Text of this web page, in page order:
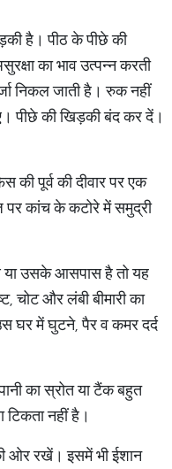
है। पीठ के पीछे की
का भाव उत्पन्न करती
निकल जाती है। रुक नहीं
पीछे की खिड़की बंद कर दें।
पूर्व की दीवार पर एक
पर कांच के कटोरे में समुद्री
या उसके आसपास है तो यह
चोट और लंबी बीमारी का
घर में घुटने, पैर व कमर दर्द
का स्रोत या टैंक बहुत
टिकता नहीं है।
की ओर रखें। इसमें भी ईशान